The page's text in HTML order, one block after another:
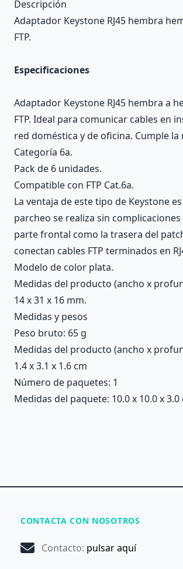
Descripción
Adaptador Keystone RJ45 hembra
FTP.
Especificaciones
Adaptador Keystone RJ45 hembra a
FTP. Ideal para comunicar cables en
red doméstica y de oficina. Cumple la
Categoría 6a.
Pack de 6 unidades.
Compatible con FTP Cat.6a.
La ventaja de este tipo de Keystone
parcheo se realiza sin
parte frontal como la trasera del
conectan cables FTP terminados en
Modelo de color plata.
Medidas del producto (ancho x
14 x 31 x 16 mm.
Medidas y pesos
Peso bruto: 65 g
Medidas del producto (ancho x
1.4 x 3.1 x 1.6 cm
Número de paquetes: 1
Medidas del paquete: 10.0 x 10.0 x 3.0
CONTACTA CON NOSOTROS
Contacto: pulsar aquí